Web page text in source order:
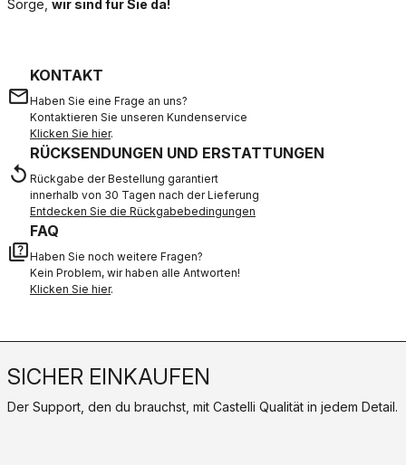
Sorge, wir sind für Sie da!
email
KONTAKT
Haben Sie eine Frage an uns?
Kontaktieren Sie unseren Kundenservice
Klicken Sie hier.
replay
RÜCKSENDUNGEN UND ERSTATTUNGEN
Rückgabe der Bestellung garantiert
innerhalb von 30 Tagen nach der Lieferung
Entdecken Sie die Rückgabebedingungen
quiz
FAQ
Haben Sie noch weitere Fragen?
Kein Problem, wir haben alle Antworten!
Klicken Sie hier.
SICHER EINKAUFEN
Der Support, den du brauchst, mit Castelli Qualität in jedem Detail.